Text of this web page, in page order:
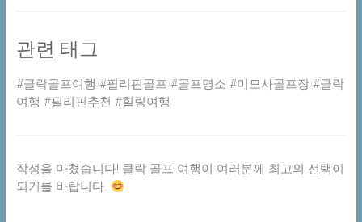
관련 태그
#클락골프여행 #필리핀골프 #골프명소 #미모사골프장 #클락
여행 #필리핀추천 #힐링여행
작성을 마쳤습니다! 클락 골프 여행이 여러분께 최고의 선택이
되기를 바랍니다.